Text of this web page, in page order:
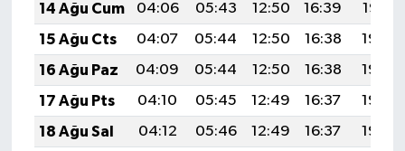
14 Ağu Cum
04:06 05:43 12:50 16:39
19:47
15 Ağu Cts
04:07 05:44 12:50 16:38
19:46
16 Ağu Paz
04:09 05:44 12:50 16:38
19:45
17 Ağu Pts
04:10 05:45 12:49 16:37
19:43
18 Ağu Sal
04:12 05:46 12:49 16:37
19:42